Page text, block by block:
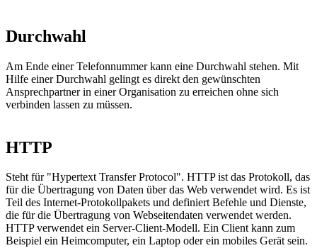
Durchwahl
Am Ende einer Telefonnummer kann eine Durchwahl stehen. Mit
Hilfe einer Durchwahl gelingt es direkt den gewünschten
Ansprechpartner in einer Organisation zu erreichen ohne sich
verbinden lassen zu müssen.
HTTP
Steht für "Hypertext Transfer Protocol". HTTP ist das Protokoll, das
für die Übertragung von Daten über das Web verwendet wird. Es ist
Teil des Internet-Protokollpakets und definiert Befehle und Dienste,
die für die Übertragung von Webseitendaten verwendet werden.
HTTP verwendet ein Server-Client-Modell. Ein Client kann zum
Beispiel ein Heimcomputer, ein Laptop oder ein mobiles Gerät sein.